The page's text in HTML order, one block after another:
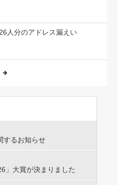
人分のアドレス漏えい
するお知らせ
」大賞が決まりました